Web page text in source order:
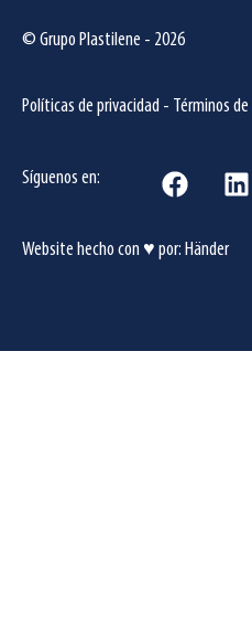
© Grupo Plastilene - 2026
Políticas de privacidad - Términos de
Síguenos en:
Website hecho con ♥ por: Händer